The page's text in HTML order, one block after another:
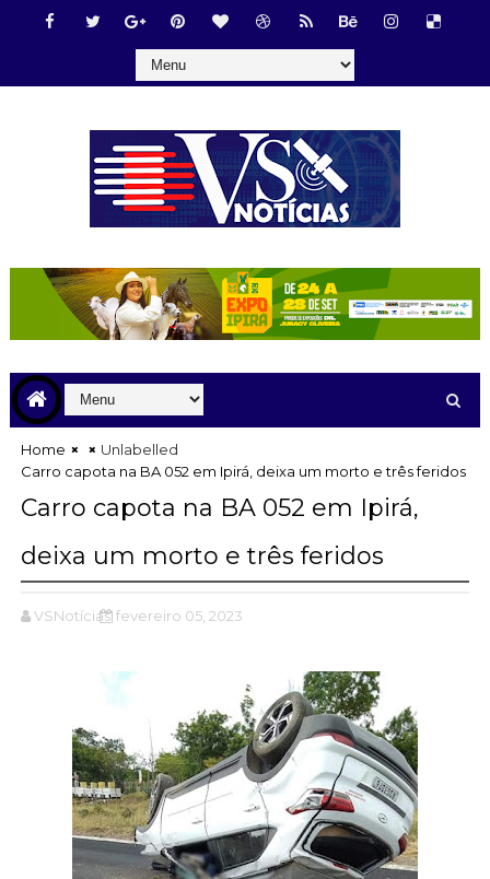
Home
Unlabelled
Carro capota na BA 052 em Ipirá, deixa um morto e três feridos
Carro capota na BA 052 em Ipirá,
deixa um morto e três feridos
VSNotícias fevereiro 05, 2023